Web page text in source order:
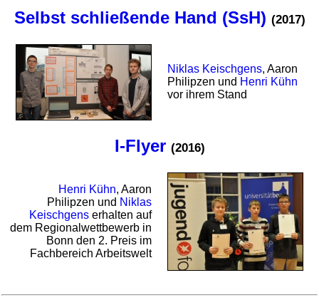
Selbst schließende Hand (SsH) (2017)
Niklas Keischgens, Aaron
Philipzen und Henri Kühn
vor ihrem Stand
I-Flyer (2016)
Henri Kühn, Aaron
Philipzen und Niklas
Keischgens erhalten auf
dem Regional­wett­bewerb in
Bonn den 2. Preis im
Fachbereich Arbeitswelt